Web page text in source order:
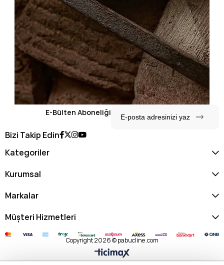
E-Bülten Aboneliği
Bizi Takip Edin
Kategoriler
Kurumsal
Markalar
Müşteri Hizmetleri
Copyright 2026 © pabucline.com